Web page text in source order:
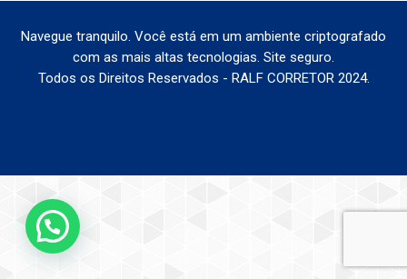
Navegue tranquilo. Você está em um ambiente criptografado
com as mais altas tecnologias. Site seguro.
Todos os Direitos Reservados - RALF CORRETOR 2024.